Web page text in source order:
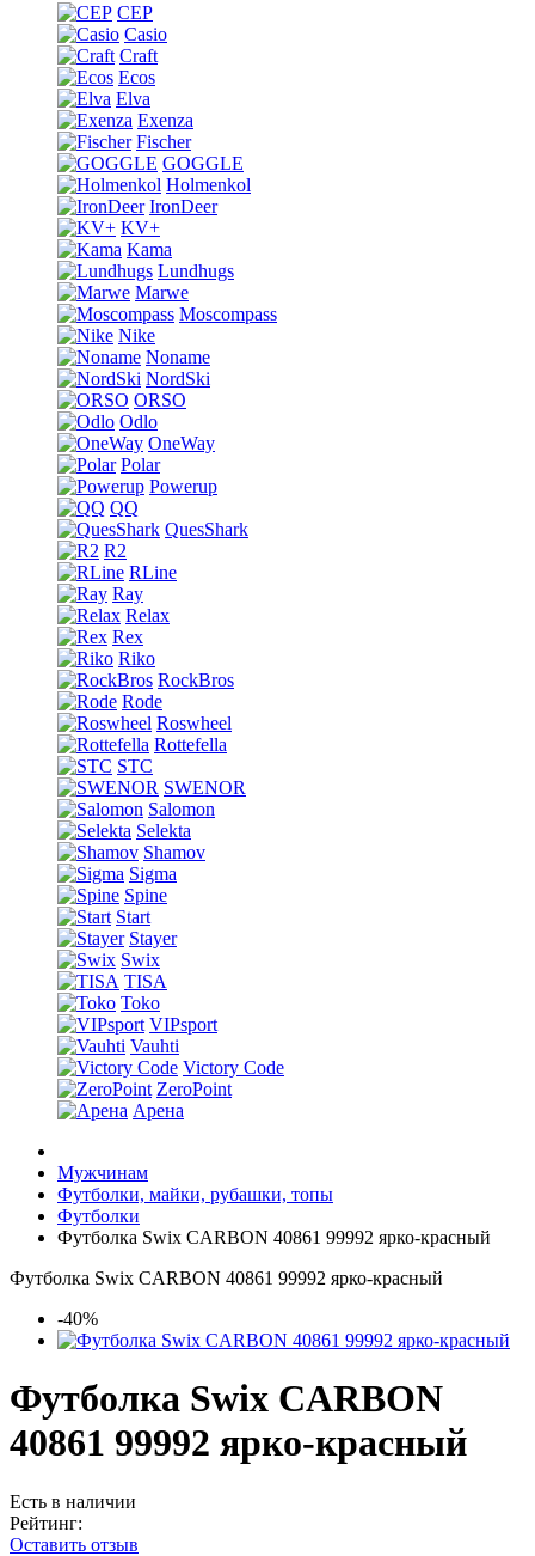
CEP
Casio
Craft
Ecos
Elva
Exenza
Fischer
GOGGLE
Holmenkol
IronDeer
KV+
Kama
Lundhugs
Marwe
Moscompass
Nike
Noname
NordSki
ORSO
Odlo
OneWay
Polar
Powerup
QQ
QuesShark
R2
RLine
Ray
Relax
Rex
Riko
RockBros
Rode
Roswheel
Rottefella
STC
SWENOR
Salomon
Selekta
Shamov
Sigma
Spine
Start
Stayer
Swix
TISA
Toko
VIPsport
Vauhti
Victory Code
ZeroPoint
Арена
Мужчинам
Футболки, майки, рубашки, топы
Футболки
Футболка Swix CARBON 40861 99992 ярко-красный
Футболка Swix CARBON 40861 99992 ярко-красный
-40%
Футболка Swix CARBON
40861 99992 ярко-красный
Есть в наличии
Рейтинг:
Оставить отзыв